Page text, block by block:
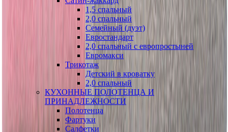
1,5 спальный
2,0 спальный
Семейный (дуэт)
Евростандарт
2,0 спальный с европростыней
Евромакси
Трикотаж
Детский в кроватку
2,0 спальный
КУХОННЫЕ ПОЛОТЕНЦА И
ПРИНАДЛЕЖНОСТИ
Полотенца
Фартуки
Салфетки